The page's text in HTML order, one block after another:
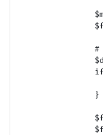
#
                }